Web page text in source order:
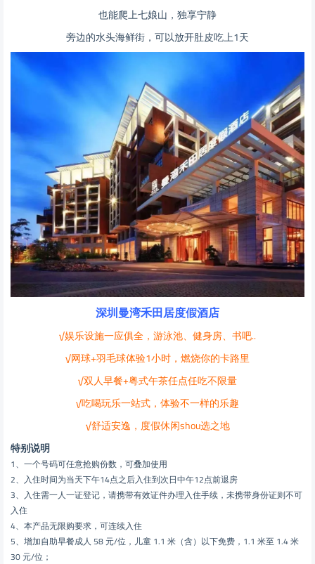
也能爬上七娘山，独享宁静
旁边的水头海鲜街，可以放开肚皮吃上1天
深圳曼湾禾田居度假酒店
√娱乐设施一应俱全，游泳池、健身房、书吧..
√网球+羽毛球体验1小时，燃烧你的卡路里
√双人早餐+粤式午茶任点任吃不限量
√吃喝玩乐一站式，体验不一样的乐趣
√舒适安逸，度假休闲shou选之地
特别说明
1、一个号码可任意抢购份数，可叠加使用
2、入住时间为当天下午14点之后入住到次日中午12点前退房
3、入住需一人一证登记，请携带有效证件办理入住手续，未携带身份证则不可
入住
4、本产品无限购要求，可连续入住
5、增加自助早餐成人 58 元/位，儿童 1.1 米（含）以下免费，1.1 米至 1.4 米
30 元/位；